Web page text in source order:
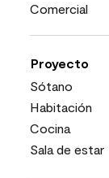
Comercial
Proyecto
Sótano
Habitación
Cocina
Sala de estar